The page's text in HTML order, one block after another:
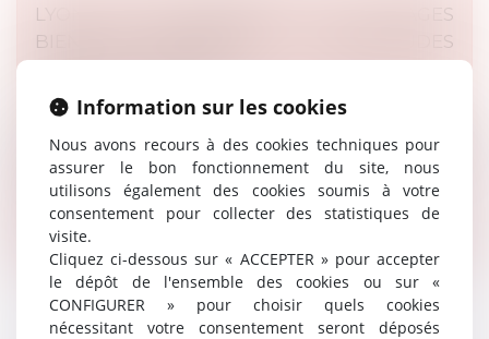
LYON. TROIS IMMEUBLES DE 15 ÉTAGES
BIENTÔT CONSTRUITS : INQUIÉTUDES
Presse
l'urbanisme, Maître Rémy DANDAN a été interrogé
concernant la rénovation de la friche Nexans...
Lire la suite
Information sur les cookies
Nous avons recours à des cookies techniques pour
assurer le bon fonctionnement du site, nous
utilisons également des cookies soumis à votre
consentement pour collecter des statistiques de
visite.
Cliquez ci-dessous sur « ACCEPTER » pour accepter
le dépôt de l'ensemble des cookies ou sur «
CONFIGURER » pour choisir quels cookies
nécessitant votre consentement seront déposés